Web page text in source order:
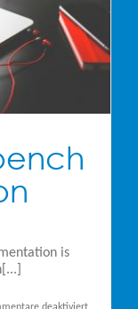
is
für